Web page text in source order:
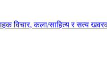
विचार, कला/साहित्य र सत्य